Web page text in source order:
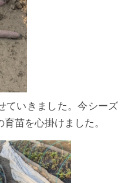
ていきました。今シーズ
苗を心掛けました。